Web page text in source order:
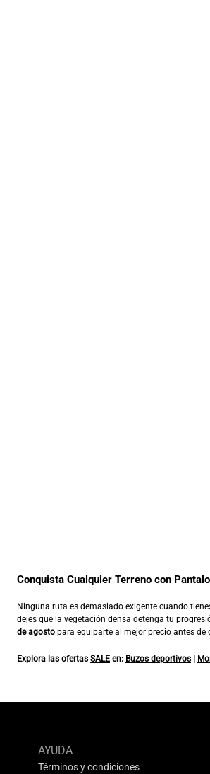
Conquista Cualquier Terreno con
Ninguna ruta es demasiado exigente cuando
dejes que la vegetación densa detenga tu
de agosto para equiparte al mejor precio antes
Explora las ofertas SALE en: Buzos deportivos |
AYUDA
Términos y condiciones